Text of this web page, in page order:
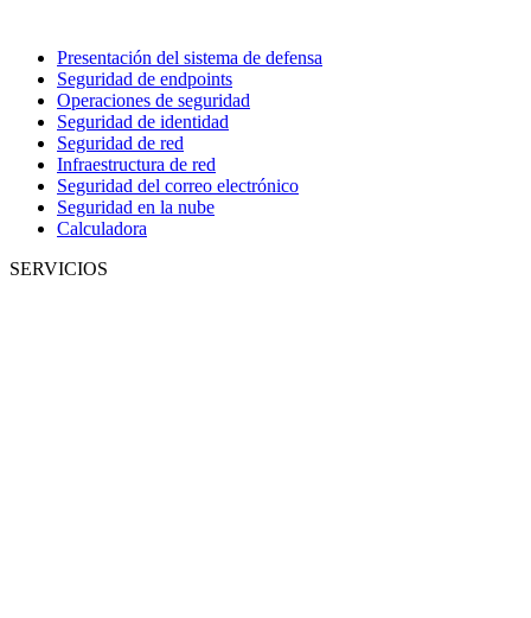
Presentación del sistema de defensa
Seguridad de endpoints
Operaciones de seguridad
Seguridad de identidad
Seguridad de red
Infraestructura de red
Seguridad del correo electrónico
Seguridad en la nube
Calculadora
SERVICIOS